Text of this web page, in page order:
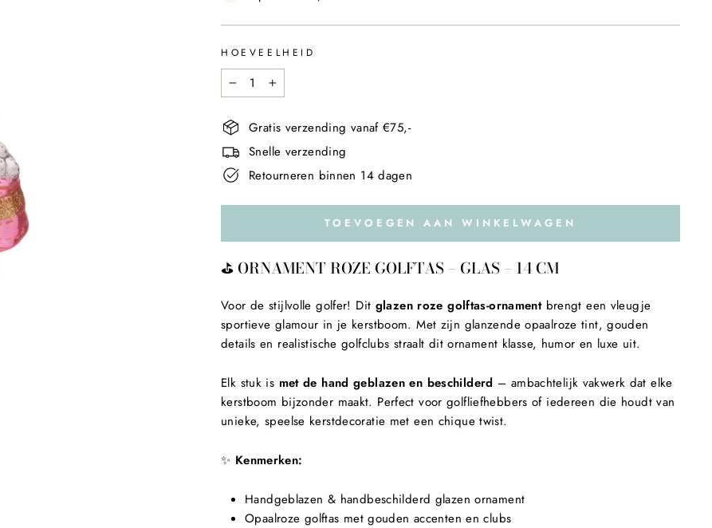
HOEVEELHEID
−
+
Gratis verzending vanaf €75,-
Snelle verzending
Retourneren binnen 14 dagen
TOEVOEGEN AAN WINKELWAGEN
⛳ ORNAMENT ROZE GOLFTAS – GLAS – 14 CM
Voor de stijlvolle golfer! Dit glazen roze golftas-ornamentbrengt een vleugje
sportieve glamour in je kerstboom. Met zijn glanzende opaalroze tint, gouden
details en realistische golfclubs straalt dit ornament klasse, humor en luxe uit.
Elk stuk is met de hand geblazen en beschilderd – ambachtelijk vakwerk dat elke
kerstboom bijzonder maakt. Perfect voor golfliefhebbers of iedereen die houdt van
unieke, speelse kerstdecoratie met een chique twist.
✨ Kenmerken:
Handgeblazen & handbeschilderd glazen ornament
Opaalroze golftas met gouden accenten en clubs